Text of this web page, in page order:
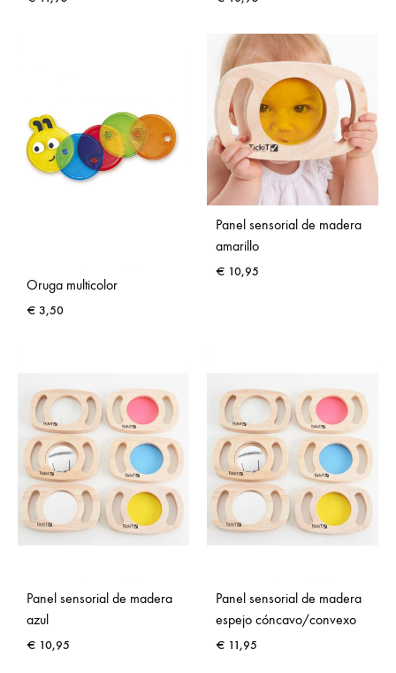
Oruga multicolor
€ 3,50
Panel sensorial de madera
amarillo
€ 10,95
Panel sensorial de madera
azul
€ 10,95
Panel sensorial de madera
espejo cóncavo/convexo
€ 11,95